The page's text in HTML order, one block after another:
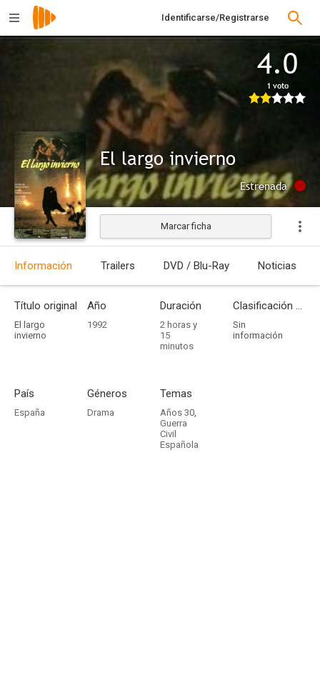
Identificarse/Registrarse
4.0
1 voto
El largo invierno
Estrenada
Marcar ficha
Información Trailers DVD / Blu-Ray Noticias
Título original
El largo
invierno
Año
1992
Duración
2 horas y
15
minutos
Clasificación por edades
Sin
información
País
España
Géneros
Drama
Temas
Años 30,
Guerra
Civil
Española